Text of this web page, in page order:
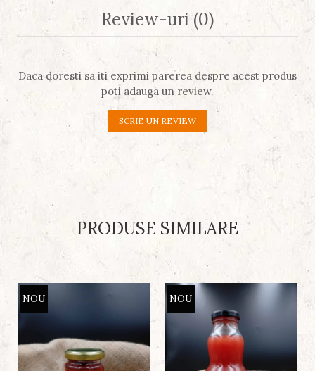
Review-uri (0)
Daca doresti sa iti exprimi parerea despre acest produs
poti adauga un review.
SCRIE UN REVIEW
PRODUSE SIMILARE
NOU NOU